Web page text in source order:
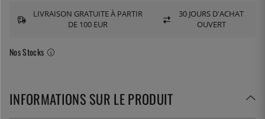
Nos Stocks
LIVRAISON GRATUITE À PARTIR
DE 100 EUR
30 JOURS D'ACHAT
OUVERT
INFORMATIONS SUR LE PRODUIT